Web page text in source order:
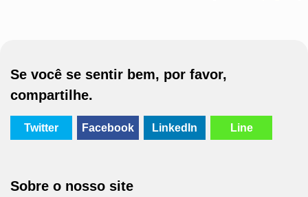
Se você se sentir bem, por favor,
compartilhe.
Twitter Facebook LinkedIn Line
Sobre o nosso site